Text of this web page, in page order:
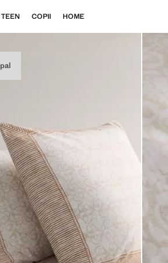
TEEN COPII HOME